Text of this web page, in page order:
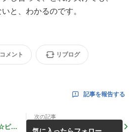
と、わかるのです。
コメント リブログ
記事を報告する
ピン
次の記事
◆ 元気のサポートに、パパ